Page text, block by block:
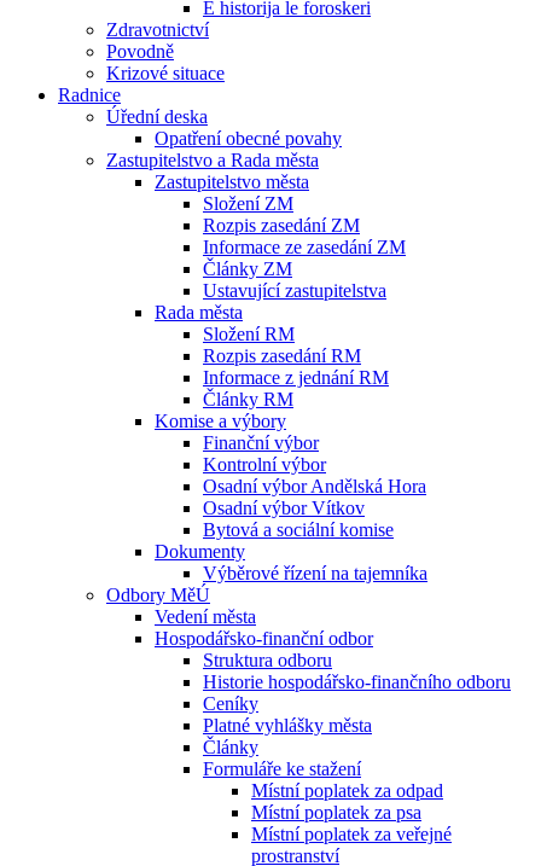
E historija le foroskeri
Zdravotnictví
Povodně
Krizové situace
Radnice
Úřední deska
Opatření obecné povahy
Zastupitelstvo a Rada města
Zastupitelstvo města
Složení ZM
Rozpis zasedání ZM
Informace ze zasedání ZM
Články ZM
Ustavující zastupitelstva
Rada města
Složení RM
Rozpis zasedání RM
Informace z jednání RM
Články RM
Komise a výbory
Finanční výbor
Kontrolní výbor
Osadní výbor Andělská Hora
Osadní výbor Vítkov
Bytová a sociální komise
Dokumenty
Výběrové řízení na tajemníka
Odbory MěÚ
Vedení města
Hospodářsko-finanční odbor
Struktura odboru
Historie hospodářsko-finančního odboru
Ceníky
Platné vyhlášky města
Články
Formuláře ke stažení
Místní poplatek za odpad
Místní poplatek za psa
Místní poplatek za veřejné
prostranství